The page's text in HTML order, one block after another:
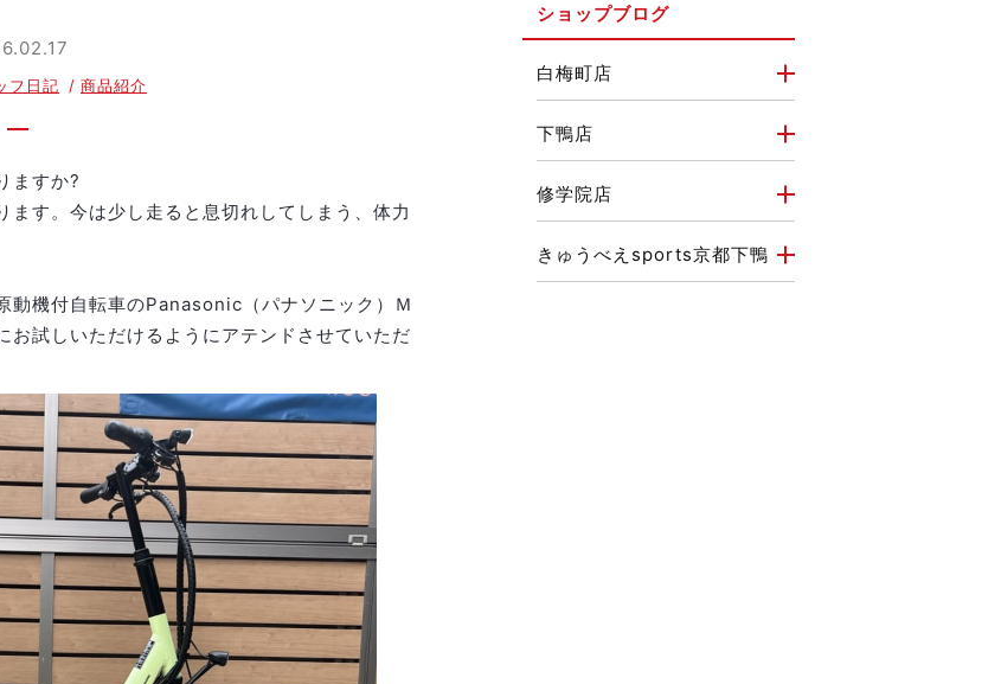
フ日記 商品紹介
ますか?
す。今は少し走ると息切れしてしまう、体力
動機付自転車のPanasonic（パナソニック）Ｍ
お試しいただけるようにアテンドさせていただ
ショップブログ
白梅町店
下鴨店
修学院店
きゅうべえsports京都下鴨